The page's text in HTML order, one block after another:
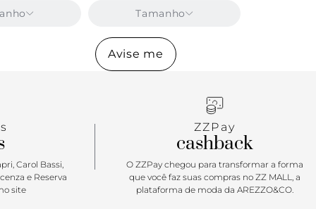
Tamanho
Avise me
Carol Bassi,
e Reserva
site
ZZPay
cashback
O ZZPay chegou para transformar a forma
que você faz suas compras no ZZ MALL, a
plataforma de moda da AREZZO&CO.